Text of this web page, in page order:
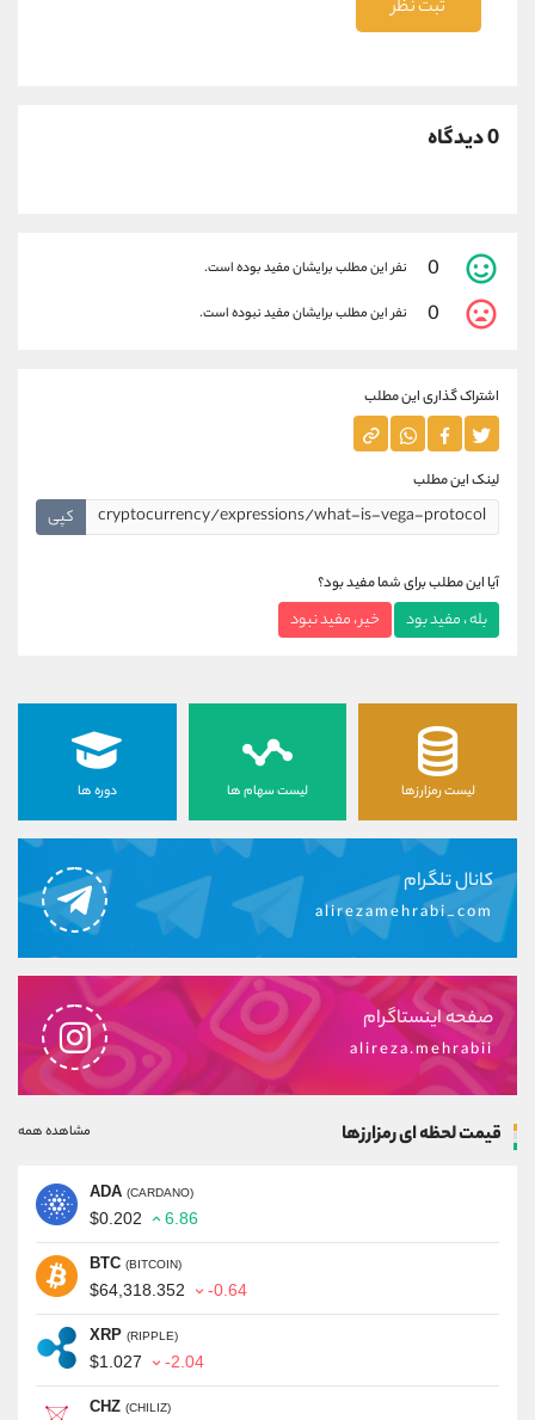
ثبت نظر
0 دیدگاه
0 نفر این مطلب برایشان مفید بوده است.
0 نفر این مطلب برایشان مفید نبوده است.
اشتراک گذاری این مطلب
لینک این مطلب
کپی
آیا این مطلب برای شما مفید بود؟
بله ، مفید بود خیر ، مفید نبود
لیست رمزارزها لیست سهام ها دوره ها
کانال تلگرام
alirezamehrabi_com
صفحه اینستاگرام
alireza.mehrabii
قیمت لحظه ای رمزارزها مشاهده همه
ADA (CARDANO)
$0.202 6.86
BTC (BITCOIN)
$64,318.352 -0.64
XRP (RIPPLE)
$1.027 -2.04
CHZ (CHILIZ)